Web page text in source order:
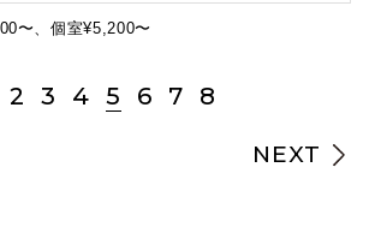
〜、個室¥5,200〜
2 3 4 5 6 7 8
NEXT